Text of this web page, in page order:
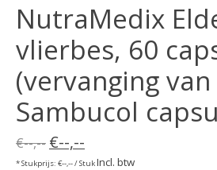
NutraMedix
vlierbes, 60
(vervanging van
Sambucol
€--,-- €--,--
* Stukprijs: €--,-- / StukIncl. btw